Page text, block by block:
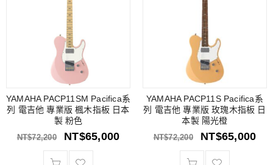
YAMAHA PACP11SM Pacifica系
列 電吉他 專業版 楓木指板 日本
製 粉色
NT$72,200 NT$65,000
YAMAHA PACP11S Pacifica系
列 電吉他 專業版 玫瑰木指板 日
本製 陽光橙
NT$72,200 NT$65,000